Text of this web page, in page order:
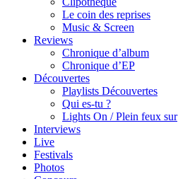
Le coin des reprises
Music & Screen
Reviews
Chronique d’album
Chronique d’EP
Découvertes
Playlists Découvertes
Qui es-tu ?
Lights On / Plein feux sur
Interviews
Live
Festivals
Photos